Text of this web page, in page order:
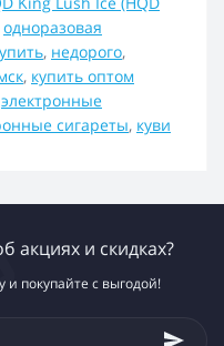
одноразовая
, недорого,
, купить оптом
электронные
сигареты, куви
акциях и скидках?
покупайте с выгодой!